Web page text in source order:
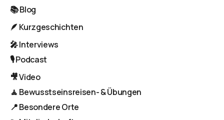
📚 Blog
🪶 Kurzgeschichten
🎤 Interviews
🎙️ Podcast
🎥 Video
🧘 Bewusstseinsreisen- & Übungen
📍 Besondere Orte